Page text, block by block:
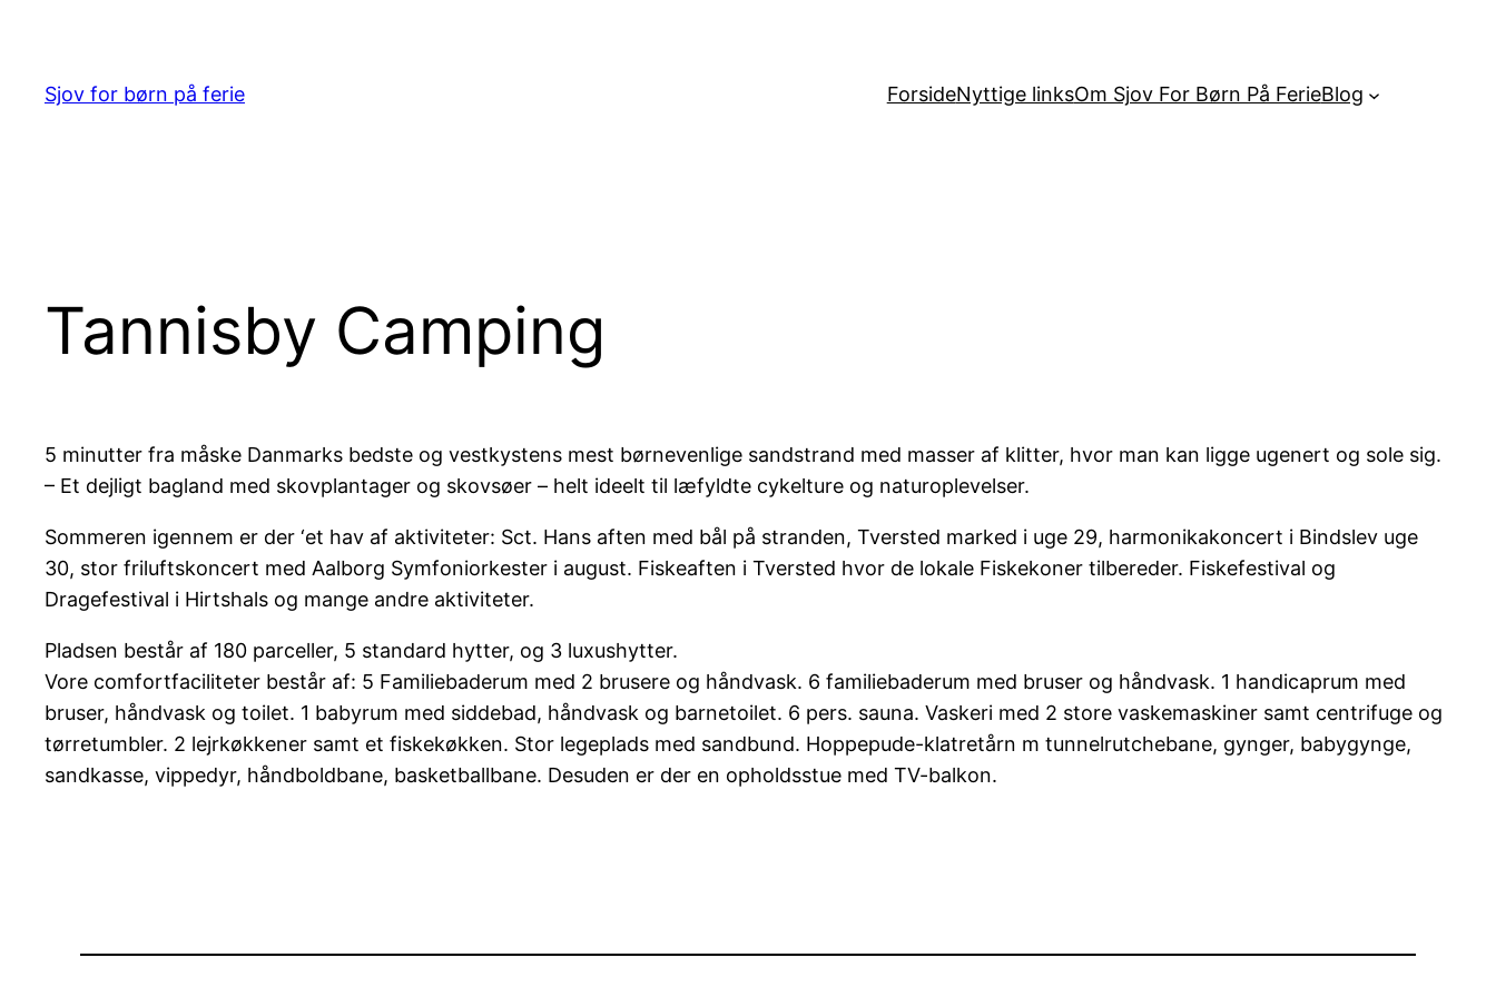
indhold
Sjov for børn på ferie ForsideNyttige linksOm Sjov For Børn På FerieBlog
Tannisby Camping
5 minutter fra måske Danmarks bedste og vestkystens mest børnevenlige sandstrand med masser af klitter, hvor man kan ligge ugenert og sole sig.
– Et dejligt bagland med skovplantager og skovsøer – helt ideelt til læfyldte cykelture og naturoplevelser.
Sommeren igennem er der ‘et hav af aktiviteter: Sct. Hans aften med bål på stranden, Tversted marked i uge 29, harmonikakoncert i Bindslev uge
30, stor friluftskoncert med Aalborg Symfoniorkester i august. Fiskeaften i Tversted hvor de lokale Fiskekoner tilbereder. Fiskefestival og
Dragefestival i Hirtshals og mange andre aktiviteter.
Pladsen består af 180 parceller, 5 standard hytter, og 3 luxushytter.
Vore comfortfaciliteter består af: 5 Familiebaderum med 2 brusere og håndvask. 6 familiebaderum med bruser og håndvask. 1 handicaprum med
bruser, håndvask og toilet. 1 babyrum med siddebad, håndvask og barnetoilet. 6 pers. sauna. Vaskeri med 2 store vaskemaskiner samt centrifuge og
tørretumbler. 2 lejrkøkkener samt et fiskekøkken. Stor legeplads med sandbund. Hoppepude-klatretårn m tunnelrutchebane, gynger, babygynge,
sandkasse, vippedyr, håndboldbane, basketballbane. Desuden er der en opholdsstue med TV-balkon.